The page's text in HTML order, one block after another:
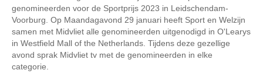
genomineerden voor de Sportprijs 2023 in Leidschendam-
Voorburg. Op Maandagavond 29 januari heeft Sport en Welzijn
samen met Midvliet alle genomineerden uitgenodigd in O'Learys
in Westfield Mall of the Netherlands. Tijdens deze gezellige
avond sprak Midvliet tv met de genomineerden in elke
categorie.